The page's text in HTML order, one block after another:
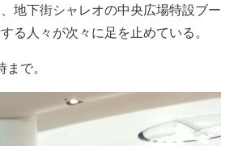
地下街シャレオの中央広場特設ブー
る人々が次々に足を止めている。
で。